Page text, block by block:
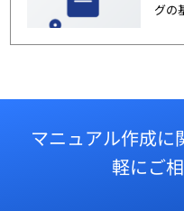
グの
マニュアル作成に
軽にご